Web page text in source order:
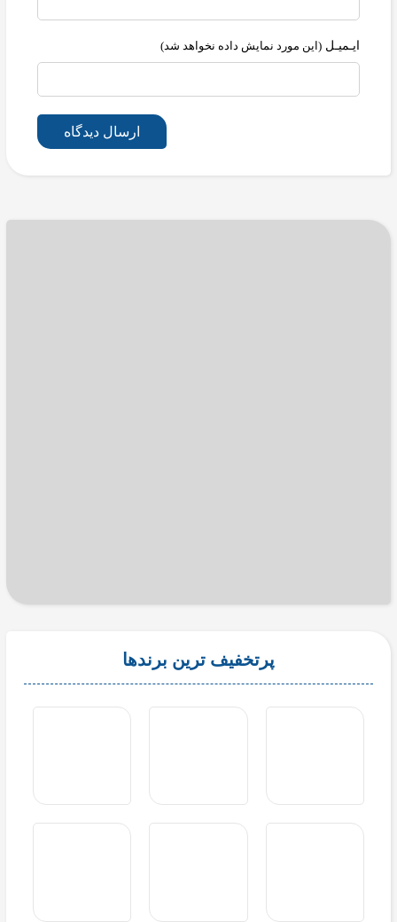
ایـمیـل (این مورد نمایش داده نخواهد شد)
ارسال دیدگاه
پرتخفیف ترین برندها